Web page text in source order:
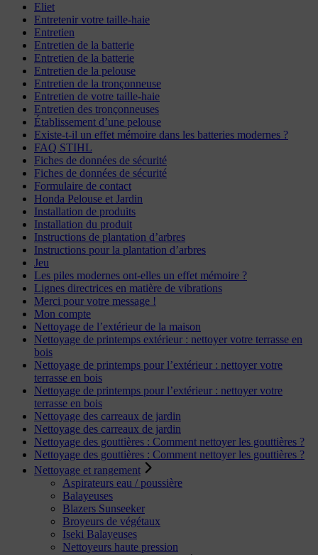
Eliet
Entretenir votre taille-haie
Entretien
Entretien de la batterie
Entretien de la batterie
Entretien de la pelouse
Entretien de la tronçonneuse
Entretien de votre taille-haie
Entretien des tronçonneuses
Établissement d’une pelouse
Existe-t-il un effet mémoire dans les batteries modernes ?
FAQ STIHL
Fiches de données de sécurité
Fiches de données de sécurité
Formulaire de contact
Honda Pelouse et Jardin
Installation de produits
Installation du produit
Instructions de plantation d’arbres
Instructions pour la plantation d’arbres
Jeu
Les piles modernes ont-elles un effet mémoire ?
Lignes directrices en matière de vibrations
Merci pour votre message !
Mon compte
Nettoyage de l’extérieur de la maison
Nettoyage de printemps extérieur : nettoyer votre terrasse en
bois
Nettoyage de printemps pour l’extérieur : nettoyer votre
terrasse en bois
Nettoyage de printemps pour l’extérieur : nettoyer votre
terrasse en bois
Nettoyage des carreaux de jardin
Nettoyage des carreaux de jardin
Nettoyage des gouttières : Comment nettoyer les gouttières ?
Nettoyage des gouttières : Comment nettoyer les gouttières ?
Nettoyage et rangement
Aspirateurs eau / poussière
Balayeuses
Blazers Sunseeker
Broyeurs de végétaux
Iseki Balayeuses
Nettoyeurs haute pression